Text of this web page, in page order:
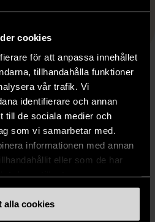
cookies
för att anpassa innehållet
tillhandahålla funktioner
vår trafik. Vi
identifierare och annan
till de sociala medier och
som vi samarbetar med.
informationen med annan
eller som de har
alla cookies